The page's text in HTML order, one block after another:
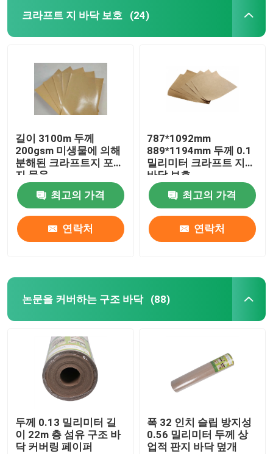
크라프트 지 바닥 보호 (24)
길이 3100m 두께
200gsm 미생물에 의해
분해된 크라프트지 포장
지 묶음
최고의 가격
연락처
787*1092mm
889*1194mm 두께 0.1
밀리미터 크라프트 지
바닥 보호
최고의 가격
연락처
논문을 커버하는 구조 바닥 (88)
두께 0.13 밀리미터 길
이 22m 층 섬유 구조 바
닥 커버링 페이퍼
폭 32 인치 슬립 방지성
0.56 밀리미터 두께 상
업적 판지 바닥 덮개